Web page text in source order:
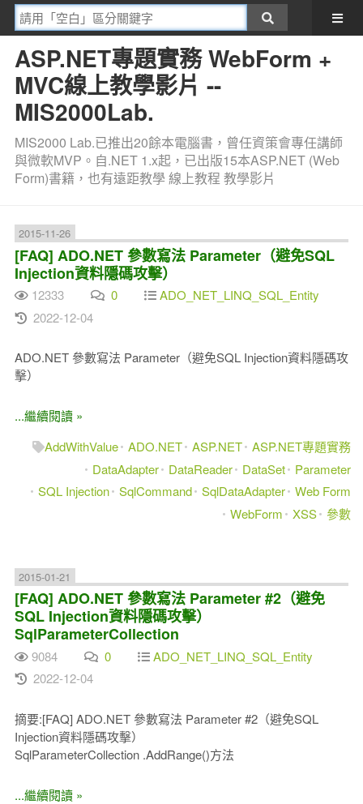
ASP.NET專題實務 WebForm +
MVC線上教學影片 --
MIS2000Lab.
MIS2000 Lab.已推出20餘本電腦書，曾任資策會專任講師
與微軟MVP。自.NET 1.x起，已出版15本ASP.NET (Web
Form)書籍，也有遠距教學 線上教程 教學影片
2015-11-26
[FAQ] ADO.NET 參數寫法 Parameter（避免SQL
Injection資料隱碼攻擊）
12333 0
ADO_NET_LINQ_SQL_Entity
2022-12-04
ADO.NET 參數寫法 Parameter（避免SQL Injection資料隱碼攻
擊）
...繼續閱讀 »
AddWithValue ADO.NET ASP.NET ASP.NET專題實務
DataAdapter
DataReader DataSet
Parameter
SQL Injection SqlCommand SqlDataAdapter Web Form
WebForm
XSS 參數
2015-01-21
[FAQ] ADO.NET 參數寫法 Parameter #2（避免
SQL Injection資料隱碼攻擊）
SqlParameterCollection
9084 0
ADO_NET_LINQ_SQL_Entity
2022-12-04
摘要:[FAQ] ADO.NET 參數寫法 Parameter #2（避免SQL
Injection資料隱碼攻擊）
SqlParameterCollection .AddRange()方法
...繼續閱讀 »